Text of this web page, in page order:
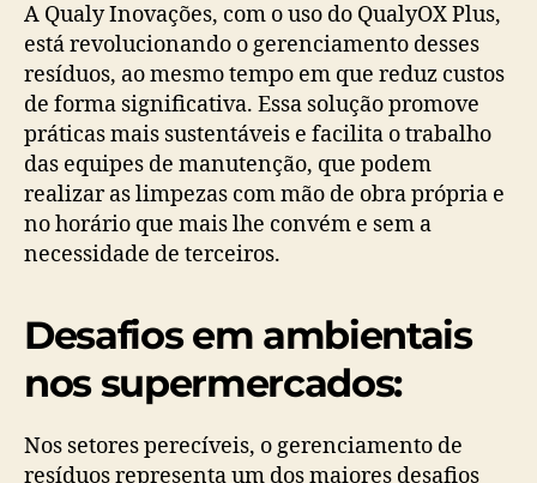
A Qualy Inovações, com o uso do QualyOX Plus,
está revolucionando o gerenciamento desses
resíduos, ao mesmo tempo em que reduz custos
de forma significativa. Essa solução promove
práticas mais sustentáveis e facilita o trabalho
das equipes de manutenção, que podem
realizar as limpezas com mão de obra própria e
no horário que mais lhe convém e sem a
necessidade de terceiros.
Desafios em ambientais
nos supermercados:
Nos setores perecíveis, o gerenciamento de
resíduos representa um dos maiores desafios